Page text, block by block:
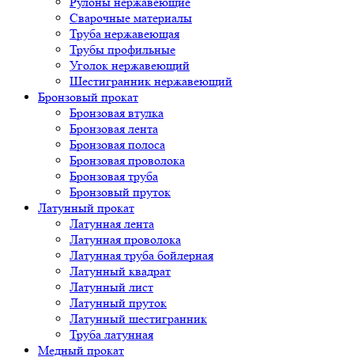
Сварочные материалы
Труба нержавеющая
Трубы профильные
Уголок нержавеющий
Шестигранник нержавеющий
Бронзовый прокат
Бронзовая втулка
Бронзовая лента
Бронзовая полоса
Бронзовая проволока
Бронзовая труба
Бронзовый пруток
Латунный прокат
Латунная лента
Латунная проволока
Латунная труба бойлерная
Латунный квадрат
Латунный лист
Латунный пруток
Латунный шестигранник
Труба латунная
Медный прокат